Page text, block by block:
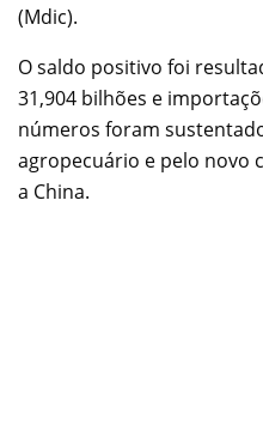
(Mdic).
O saldo positivo foi
31,904 bilhões e
números foram
agropecuário e pelo novo
a China.